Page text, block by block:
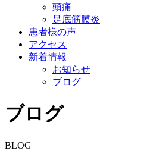
頭痛
足底筋膜炎
患者様の声
アクセス
新着情報
お知らせ
ブログ
ブログ
BLOG